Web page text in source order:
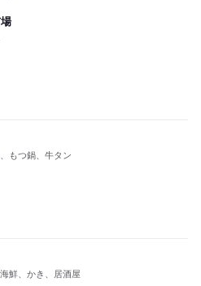
もつ鍋、牛タン
鮮、かき、居酒屋